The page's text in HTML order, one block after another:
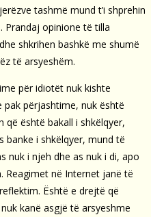
tashmë mund t’i shprehin
Prandaj opinione të tilla
shkrihen bashkë me shumë
të arsyeshëm.
për idiotët nuk kishte
përjashtime, nuk është
është bakall i shkëlqyer,
banke i shkëlqyer, mund të
nuk i njeh dhe as nuk i di, apo
Reagimet në Internet janë të
Është e drejtë që
kanë asgjë të arsyeshme